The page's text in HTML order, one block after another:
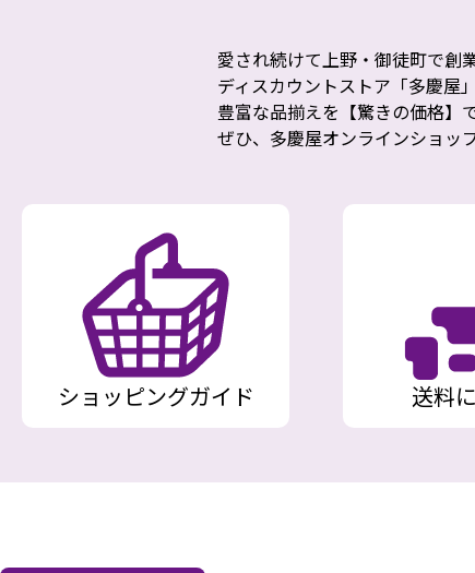
愛され続けて上野・御徒町で創
ディスカウントストア「多慶屋
豊富な品揃えを【驚きの価格】
ぜひ、多慶屋オンラインショッ
ショッピングガイド 送料